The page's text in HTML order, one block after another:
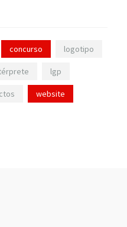
concurso logotipo
lgp
website